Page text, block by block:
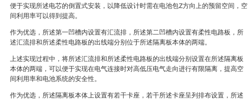
便于实现所述电芯的倒置式安装，以降低设计时需在电池包Z方向上的预留空间，空
间利用率可以得到提高。
作为优选，所述第一凹槽内设置有汇流排，所述第二凹槽内设置有柔性电路板，所
述汇流排和所述柔性电路板的出线端分别位于所述隔离板本体的两端。
上述实现过程中，将所述汇流排和所述柔性电路板的出线端分别设置在所述隔离板
本体的两端，可以便于实现在电气连接时对高低压电气走向进行有限隔离，提高空
间利用率和电池系统的安全性。
作为优选，所述隔离板本体上设置有若干卡座，若干所述卡座呈列排布设置，所述